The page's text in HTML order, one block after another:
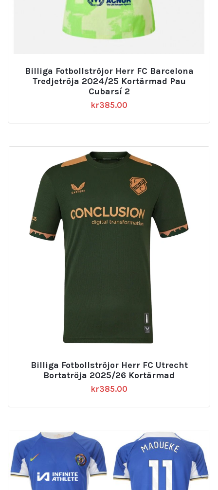
Billiga Fotbollströjor Herr FC Barcelona
Tredjetröja 2024/25 Kortärmad Pau
Cubarsí 2
kr385.00
Billiga Fotbollströjor Herr FC Utrecht
Bortatröja 2025/26 Kortärmad
kr385.00